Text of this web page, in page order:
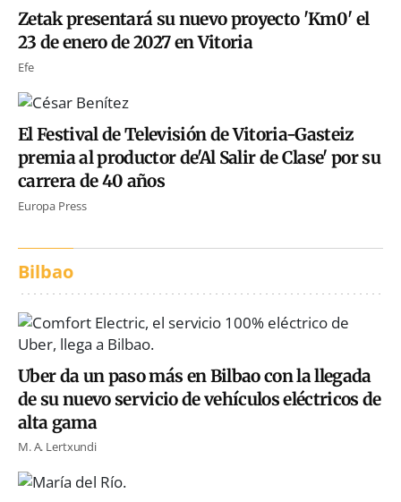
Zetak presentará su nuevo proyecto 'Km0' el
23 de enero de 2027 en Vitoria
Efe
El Festival de Televisión de Vitoria-Gasteiz
premia al productor de'Al Salir de Clase' por su
carrera de 40 años
Europa Press
Bilbao
Uber da un paso más en Bilbao con la llegada
de su nuevo servicio de vehículos eléctricos de
alta gama
M. A. Lertxundi